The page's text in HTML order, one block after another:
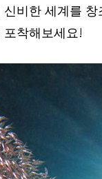
비한 세계를
착해보세요!